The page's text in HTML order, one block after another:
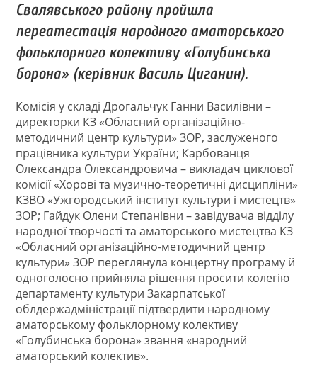
Свалявського району пройшла
переатестація народного аматорського
фольклорного колективу «Голубинська
борона» (керівник Василь Циганин).
Комісія у складі Дрогальчук Ганни Василівни –
директорки КЗ «Обласний організаційно-
методичний центр культури» ЗОР, заслуженого
працівника культури України; Карбованця
Олександра Олександровича – викладач циклової
комісії «Хорові та музично-теоретичні дисципліни»
КЗВО «Ужгородський інститут культури і мистецтв»
ЗОР; Гайдук Олени Степанівни – завідувача відділу
народної творчості та аматорського мистецтва КЗ
«Обласний організаційно-методичний центр
культури» ЗОР переглянула концертну програму й
одноголосно прийняла рішення просити колегію
департаменту культури Закарпатської
облдержадміністрації підтвердити народному
аматорському фольклорному колективу
«Голубинська борона» звання «народний
аматорський колектив».